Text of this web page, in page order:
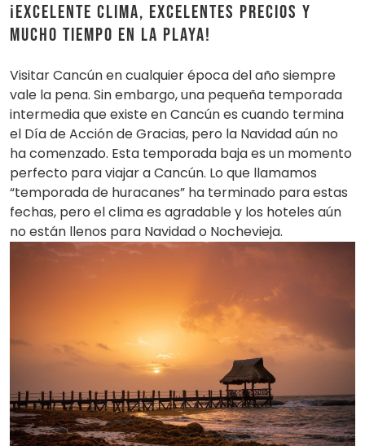
¡Excelente clima, excelentes precios y
mucho tiempo en la playa!
Visitar Cancún en cualquier época del año siempre
vale la pena. Sin embargo, una pequeña temporada
intermedia que existe en Cancún es cuando termina
el Día de Acción de Gracias, pero la Navidad aún no
ha comenzado. Esta temporada baja es un momento
perfecto para viajar a Cancún. Lo que llamamos
“temporada de huracanes” ha terminado para estas
fechas, pero el clima es agradable y los hoteles aún
no están llenos para Navidad o Nochevieja.